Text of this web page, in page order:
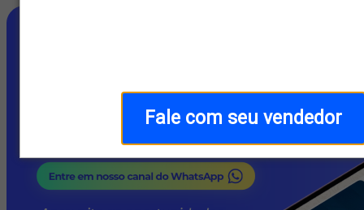
Fale com seu vendedor